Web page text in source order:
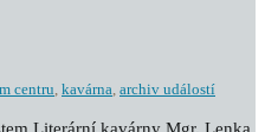
centru, kavárna, archiv událostí